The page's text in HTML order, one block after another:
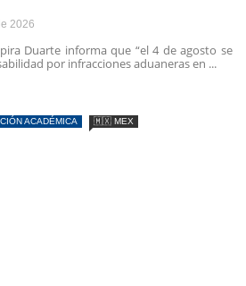
2026
Duarte informa que “el 4 de agosto se
por infracciones aduaneras en ...
ACADÉMICA 🇲🇽 MEX